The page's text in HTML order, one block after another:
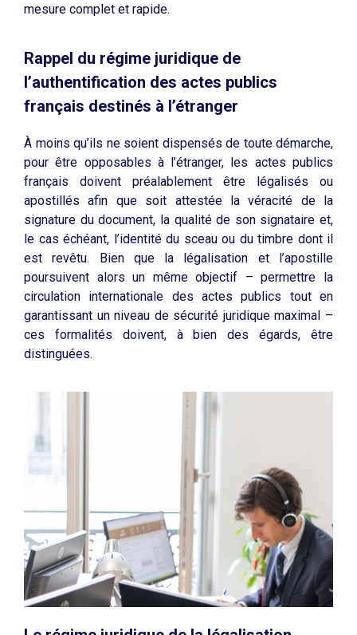
mesure complet et rapide.
Rappel du régime juridique de
l’authentification des actes publics
français destinés à l’étranger
À moins qu’ils ne soient dispensés de toute démarche,
pour être opposables à l’étranger, les actes publics
français doivent préalablement être légalisés ou
apostillés afin que soit attestée la véracité de la
signature du document, la qualité de son signataire et,
le cas échéant, l’identité du sceau ou du timbre dont il
est revêtu. Bien que la légalisation et l’apostille
poursuivent alors un même objectif – permettre la
circulation internationale des actes publics tout en
garantissant un niveau de sécurité juridique maximal –
ces formalités doivent, à bien des égards, être
distinguées.